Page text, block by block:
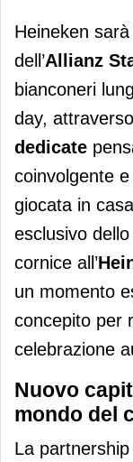
Heineken
dell’Allianz
bianconeri
day,
dedicate
coinvolgente
giocata in
esclusivo
cornice all’
un momento
concepito per
celebrazione
Nuovo
mondo del
La